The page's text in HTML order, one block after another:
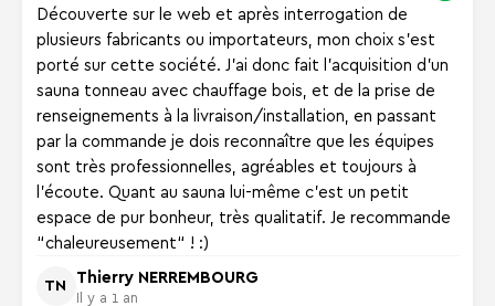
Découverte sur le web et après interrogation de
plusieurs fabricants ou importateurs, mon choix s'est
porté sur cette société. J'ai donc fait l'acquisition d'un
sauna tonneau avec chauffage bois, et de la prise de
renseignements à la livraison/installation, en passant
par la commande je dois reconnaître que les équipes
sont très professionnelles, agréables et toujours à
l'écoute. Quant au sauna lui-même c'est un petit
espace de pur bonheur, très qualitatif. Je recommande
“chaleureusement“ ! :)
TN
Thierry NERREMBOURG
Il y a 1 an